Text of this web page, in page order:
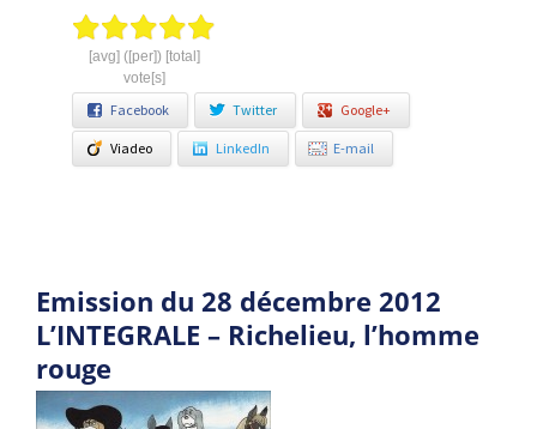
[avg] ([per]) [total]
vote[s]
Facebook Twitter Google+
Viadeo LinkedIn E-mail
Emission du 28 décembre 2012
L’INTEGRALE – Richelieu, l’homme
rouge